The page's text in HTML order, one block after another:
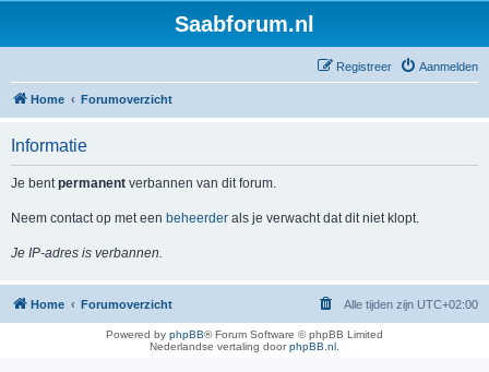
Saabforum.nl
Aanmelden
Registreer
Home Forumoverzicht
Informatie
Je bentpermanent verbannen van dit forum.
Neem contact op met een beheerder als je verwacht dat dit niet klopt.
Je IP-adres is verbannen.
Home Forumoverzicht Alle tijden zijn UTC+02:00
Powered by phpBB® Forum Software © phpBB Limited
Nederlandse vertaling doorphpBB.nl